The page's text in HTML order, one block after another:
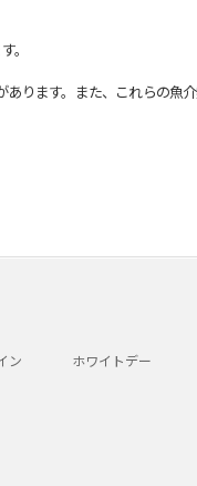
。
ます。また、これらの魚
ン ホワイトデー